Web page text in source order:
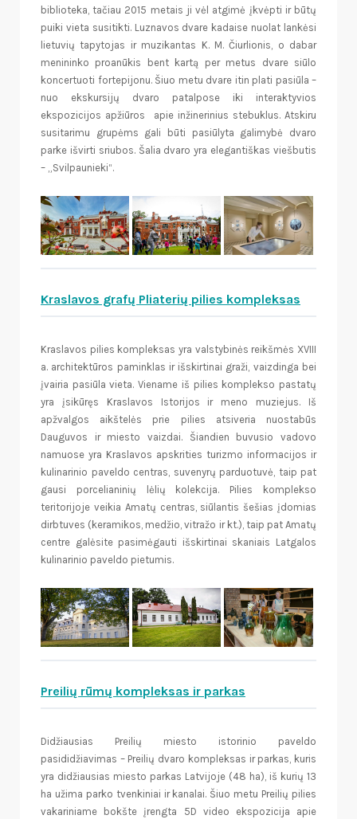
biblioteka, tačiau 2015 metais ji vėl atgimė įkvėpti ir būtų
puiki vieta susitikti. Luznavos dvare kadaise nuolat lankėsi
lietuvių tapytojas ir muzikantas K. M. Čiurlionis, o dabar
menininko proanūkis bent kartą per metus dvare siūlo
koncertuoti fortepijonu. Šiuo metu dvare itin plati pasiūla –
nuo ​​ekskursijų dvaro patalpose iki interaktyvios
ekspozicijos apžiūros apie inžinerinius stebuklus. Atskiru
susitarimu grupėms gali būti pasiūlyta galimybė dvaro
parke išvirti sriubos. Šalia dvaro yra elegantiškas viešbutis
– „Svilpaunieki“.
Kraslavos grafų Pliaterių pilies kompleksas
Kraslavos pilies kompleksas yra valstybinės reikšmės XVIII
a. architektūros paminklas ir išskirtinai graži, vaizdinga bei
įvairia pasiūla vieta. Viename iš pilies komplekso pastatų
yra įsikūręs Kraslavos Istorijos ir meno muziejus. Iš
apžvalgos aikštelės prie pilies atsiveria nuostabūs
Dauguvos ir miesto vaizdai. Šiandien buvusio vadovo
namuose yra Kraslavos apskrities turizmo informacijos ir
kulinarinio paveldo centras, suvenyrų parduotuvė, taip pat
gausi porcelianinių lėlių kolekcija. Pilies komplekso
teritorijoje veikia Amatų centras, siūlantis šešias įdomias
dirbtuves (keramikos, medžio, vitražo ir kt.), taip pat Amatų
centre galėsite pasimėgauti išskirtinai skaniais Latgalos
kulinarinio paveldo pietumis.
Preilių rūmų kompleksas ir parkas
Didžiausias Preilių miesto istorinio paveldo
pasididžiavimas – Preilių dvaro kompleksas ir parkas, kuris
yra didžiausias miesto parkas Latvijoje (48 ha), iš kurių 13
ha užima parko tvenkiniai ir kanalai. Šiuo metu Preilių pilies
vakariniame bokšte įrengta 5D video ekspozicija apie